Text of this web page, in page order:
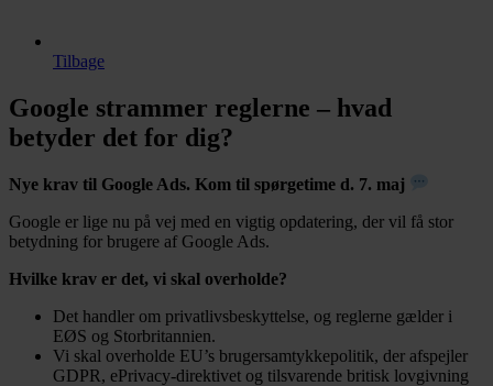
Tilbage
Google strammer reglerne – hvad
betyder det for dig?
Nye krav til Google Ads. Kom til spørgetime d. 7. maj
Google er lige nu på vej med en vigtig opdatering, der vil få stor
betydning for brugere af Google Ads.
Hvilke krav er det, vi skal overholde?
Det handler om privatlivsbeskyttelse, og reglerne gælder i
EØS og Storbritannien.
Vi skal overholde EU’s brugersamtykkepolitik, der afspejler
GDPR, ePrivacy-direktivet og tilsvarende britisk lovgivning